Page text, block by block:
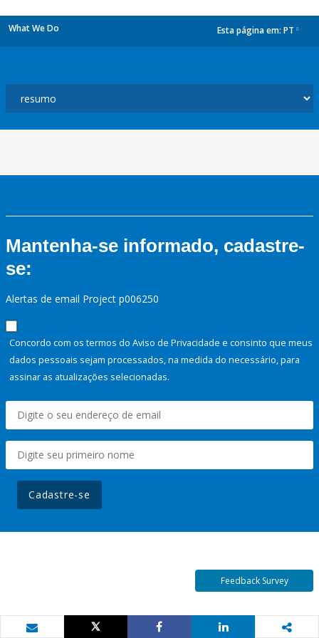
What We Do Esta página em: PT
Mantenha-se informado, cadastre-
se:
Alertas de email Project p006250
Concordo com os termos do Aviso de Privacidade e consinto que meus
dados pessoais sejam processados, na medida do necessário, para
assinar as atualizações selecionadas.
Cadastre-se
Feedback Survey